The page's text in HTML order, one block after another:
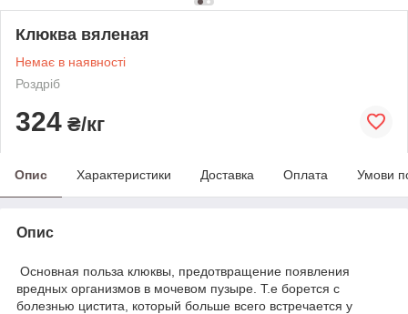
Клюква вяленая
Немає в наявності
Роздріб
324 ₴/кг
Опис Характеристики Доставка Оплата Умови
Опис
Основная польза клюквы, предотвращение появления
вредных организмов в мочевом пузыре. Т.е борется с
болезнью цистита, который больше всего встречается у